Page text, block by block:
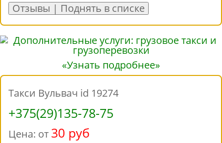
Отзывы | Поднять в списке
«Узнать подробнее»
Такси Вульвач id 19274
+375(29)135-78-75
Цена: от 30 руб